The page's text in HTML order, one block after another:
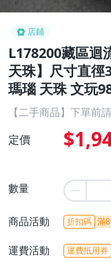
店鋪
L178200藏區迴
天珠】尺寸直徑
瑪瑙 天珠 文玩
【二手商品】下單前
定價
數量
商品活動 折扣碼 滿
運費活動 運費抵用券